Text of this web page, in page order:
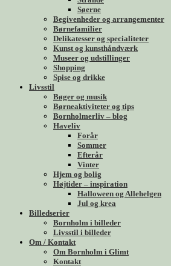
Søerne
Begivenheder og arrangementer
Børnefamilier
Delikatesser og specialiteter
Kunst og kunsthåndværk
Museer og udstillinger
Shopping
Spise og drikke
Livsstil
Bøger og musik
Børneaktiviteter og tips
Bornholmerliv – blog
Haveliv
Forår
Sommer
Efterår
Vinter
Hjem og bolig
Højtider – inspiration
Halloween og Allehelgen
Jul og krea
Billedserier
Bornholm i billeder
Livsstil i billeder
Om / Kontakt
Om Bornholm i Glimt
Kontakt